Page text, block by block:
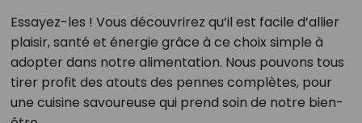
Essayez-les ! Vous découvrirez qu’il est facile d’allier
plaisir, santé et énergie grâce à ce choix simple à
adopter dans notre alimentation. Nous pouvons tous
tirer profit des atouts des pennes complètes, pour
une cuisine savoureuse qui prend soin de notre bien-